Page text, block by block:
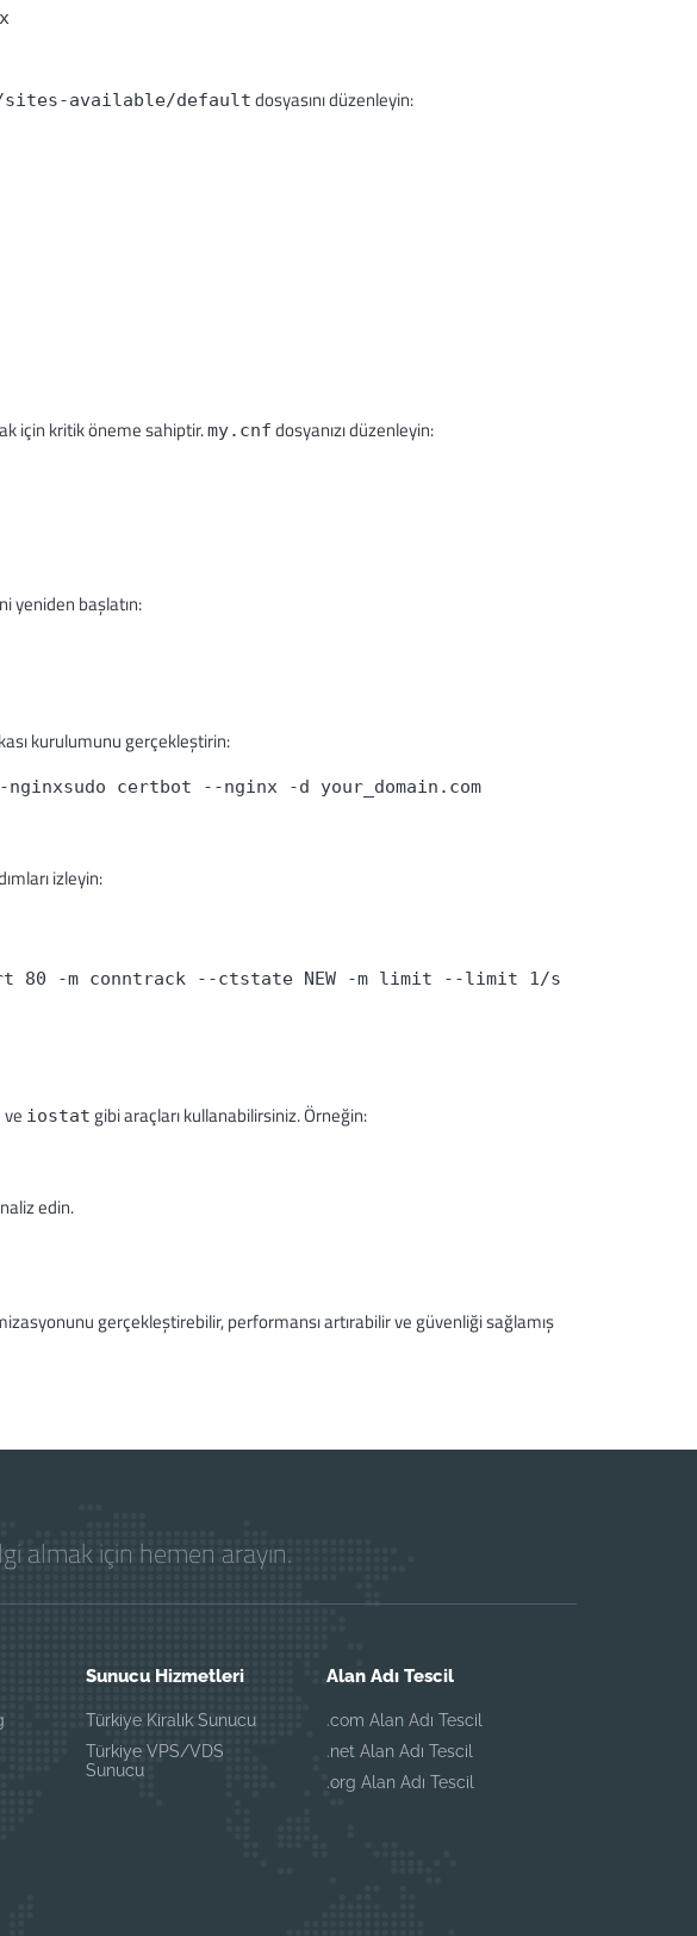
available/default dosyasını düzenleyin:
için kritik öneme sahiptir.my.cnf dosyanızı düzenleyin:
yeniden başlatın:
kurulumunu gerçekleştirin:
sudo certbot --nginx -d your_domain.com
izleyin:
80 -m conntrack --ctstate NEW -m limit --limit 1/s
ve iostat gibi araçları kullanabilirsiniz. Örneğin:
edin.
gerçekleştirebilir, performansı artırabilir ve güvenliği sağlamış
almak için hemen arayın.
Sunucu Hizmetleri
Türkiye Kiralık Sunucu
Türkiye VPS/VDS
Sunucu
Alan Adı Tescil
.com Alan Adı Tescil
.net Alan Adı Tescil
.org Alan Adı Tescil